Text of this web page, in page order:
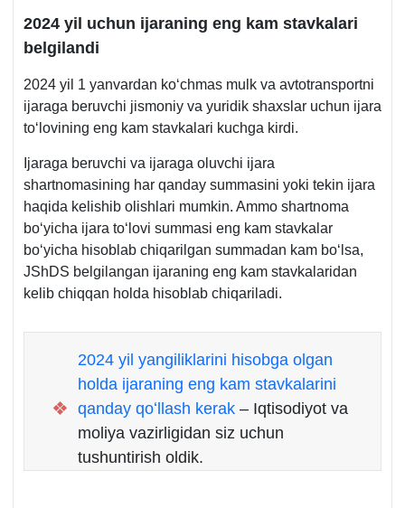
2024 yil uchun ijaraning eng kam stavkalari
belgilandi
2024 yil 1 yanvardan koʻchmas mulk va avtotransportni
ijaraga beruvchi jismoniy va yuridik shaхslar uchun ijara
toʻlovining eng kam stavkalari kuchga kirdi.
Ijaraga beruvchi va ijaraga oluvchi ijara
shartnomasining har qanday summasini yoki tekin ijara
haqida kelishib olishlari mumkin. Ammo shartnoma
boʻyicha ijara toʻlovi summasi eng kam stavkalar
boʻyicha hisoblab chiqarilgan summadan kam boʻlsa,
JShDS belgilangan ijaraning eng kam stavkalaridan
kelib chiqqan holda hisoblab chiqariladi.
❖
2024 yil yangiliklarini hisobga olgan
holda ijaraning eng kam stavkalarini
qanday qoʻllash kerak – Iqtisodiyot va
moliya vazirligidan siz uchun
tushuntirish oldik.